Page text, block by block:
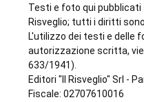
Testi e foto qui pubblicati
Risveglio; tutti i diritti
L'utilizzo dei testi e delle
autorizzazione scritta,
633/1941).
Editori "Il Risveglio" Srl -
Fiscale: 02707610016